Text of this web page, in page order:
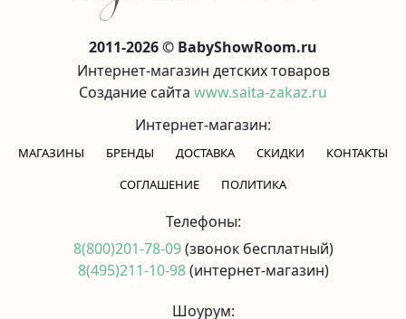
2011-2026 © BabyShowRoom.ru
Интернет-магазин детских товаров
Создание сайта www.saita-zakaz.ru
Интернет-магазин:
МАГАЗИНЫ БРЕНДЫ ДОСТАВКА СКИДКИ
КОНТАКТЫ
CОГЛАШЕНИЕ
ПОЛИТИКА
Телефоны:
8(800)201-78-09(звонок бесплатный)
8(495)211-10-98(интернет-магазин)
Шоурум: